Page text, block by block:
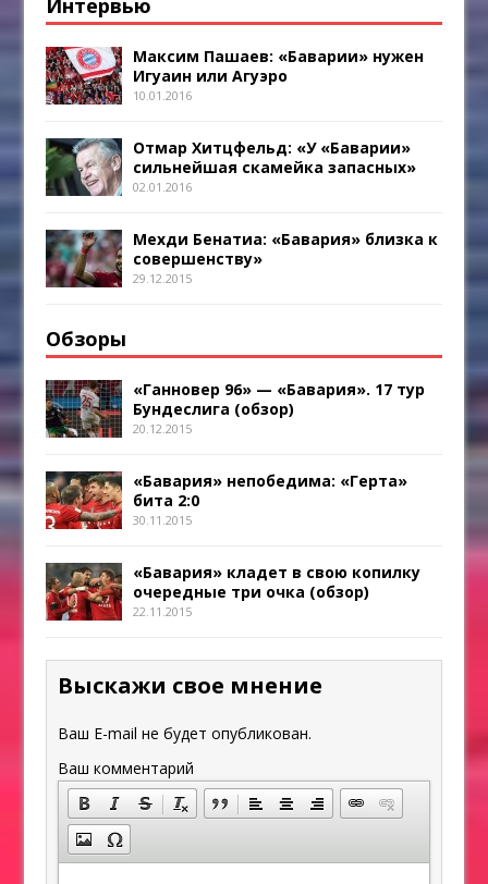
Интервью
Максим Пашаев: «Баварии» нужен
Игуаин или Агуэро
10.01.2016
Отмар Хитцфельд: «У «Баварии»
сильнейшая скамейка запасных»
02.01.2016
Мехди Бенатиа: «Бавария» близка к
совершенству»
29.12.2015
Обзоры
«Ганновер 96» — «Бавария». 17 тур
Бундеслига (обзор)
20.12.2015
«Бавария» непобедима: «Герта»
бита 2:0
30.11.2015
«Бавария» кладет в свою копилку
очередные три очка (обзор)
22.11.2015
Выскажи свое мнение
Ваш E-mail не будет опубликован.
Ваш комментарий